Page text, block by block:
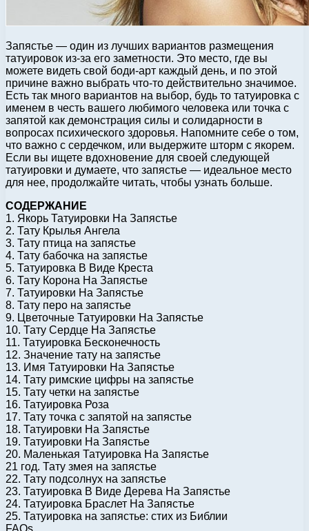
Запястье — один из лучших вариантов размещения
татуировок из-за его заметности. Это место, где вы
можете видеть свой боди-арт каждый день, и по этой
причине важно выбрать что-то действительно значимое.
Есть так много вариантов на выбор, будь то татуировка с
именем в честь вашего любимого человека или точка с
запятой как демонстрация силы и солидарности в
вопросах психического здоровья. Напомните себе о том,
что важно с сердечком, или выдержите шторм с якорем.
Если вы ищете вдохновение для своей следующей
татуировки и думаете, что запястье — идеальное место
для нее, продолжайте читать, чтобы узнать больше.
СОДЕРЖАНИЕ
1. Якорь Татуировки На Запястье
2. Тату Крылья Ангела
3. Тату птица на запястье
4. Тату бабочка на запястье
5. Татуировка В Виде Креста
6. Тату Корона На Запястье
7. Татуировки На Запястье
8. Тату перо на запястье
9. Цветочные Татуировки На Запястье
10. Тату Сердце На Запястье
11. Татуировка Бесконечность
12. Значение тату на запястье
13. Имя Татуировки На Запястье
14. Тату римские цифры на запястье
15. Тату четки на запястье
16. Татуировка Роза
17. Тату точка с запятой на запястье
18. Татуировки На Запястье
19. Татуировки На Запястье
20. Маленькая Татуировка На Запястье
21 год. Тату змея на запястье
22. Тату подсолнух на запястье
23. Татуировка В Виде Дерева На Запястье
24. Татуировка Браслет На Запястье
25. Татуировка на запястье: стих из Библии
FAQs